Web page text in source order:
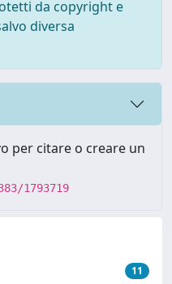
da copyright e
diversa
per citare o creare un
1793719
11